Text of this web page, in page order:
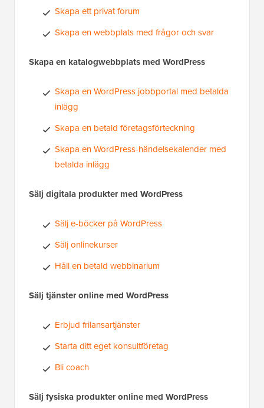
Skapa ett privat forum
Skapa en webbplats med frågor och svar
Skapa en katalogwebbplats med WordPress
Skapa en WordPress jobbportal med betalda
inlägg
Skapa en betald företagsförteckning
Skapa en WordPress-händelsekalender med
betalda inlägg
Sälj digitala produkter med WordPress
Sälj e-böcker på WordPress
Sälj onlinekurser
Håll en betald webbinarium
Sälj tjänster online med WordPress
Erbjud frilansartjänster
Starta ditt eget konsultföretag
Bli coach
Sälj fysiska produkter online med WordPress